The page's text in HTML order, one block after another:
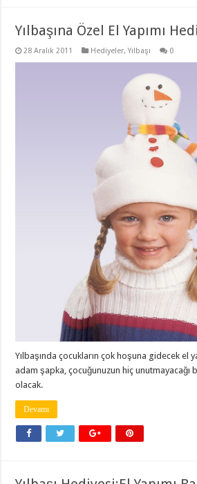
Yılbaşına Özel El Yapımı
28 Aralık 2011 Hediyeler,Yılbaşı 0
Yılbaşında çocukların çok hoşuna gidecek el
adam şapka, çocuğunuzun hiç unutmayacağı
olacak.
Devamı